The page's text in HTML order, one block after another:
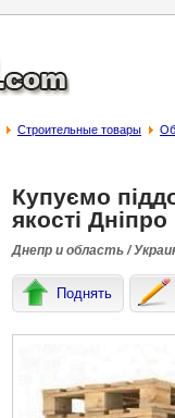
Строительные товары
Купуємо
якості Дніпро
Днепр и область /
Поднять